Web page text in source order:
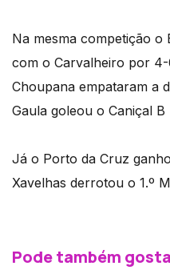
Na mesma competição o
com o Carvalheiro por
Choupana empataram a
Gaula goleou o Caniçal B
Já o Porto da Cruz
Xavelhas derrotou o 1.º
Pode também